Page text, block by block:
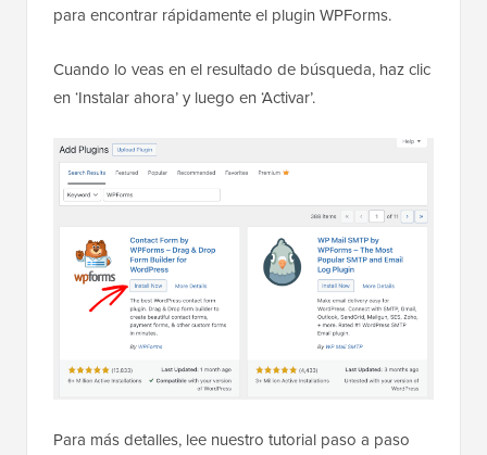
para encontrar rápidamente el plugin WPForms.
Cuando lo veas en el resultado de búsqueda, haz clic
en ‘Instalar ahora’ y luego en ‘Activar’.
Para más detalles, lee nuestro tutorial paso a paso